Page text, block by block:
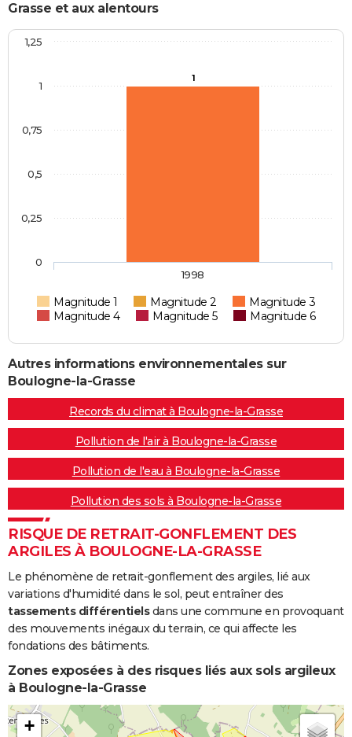
Grasse et aux alentours
1
Magnitude 1 Magnitude 2
Magnitude 3
Magnitude 4
Magnitude 5 Magnitude 6
1998
0
0,25
0,5
0,75
1
1,25
Autres informations environnementales sur
Boulogne-la-Grasse
Records du climat à Boulogne-la-Grasse
Pollution de l'air à Boulogne-la-Grasse
Pollution de l'eau à Boulogne-la-Grasse
Pollution des sols à Boulogne-la-Grasse
RISQUE DE RETRAIT-GONFLEMENT DES
ARGILES À BOULOGNE-LA-GRASSE
Le phénomène de retrait-gonflement des argiles, lié aux
variations d'humidité dans le sol, peut entraîner des
tassements différentielsdans une commune en provoquant
des mouvements inégaux du terrain, ce qui affecte les
fondations des bâtiments.
Zones exposées à des risques liés aux sols argileux
à Boulogne-la-Grasse
+